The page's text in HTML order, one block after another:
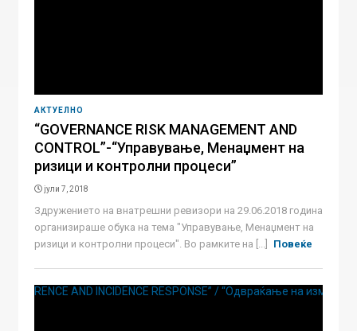
АКТУЕЛНО
“GOVERNANCE RISK MANAGEMENT AND
CONTROL”-“Управување, Менаџмент на
ризици и контролни процеси”
јули 7, 2018
Здружението на внатрешни ревизори на 29.06.2018 година
организираше обука на тема "Управување, Менаџмент на
ризици и контролни процеси". Во рамките на [...]
Повеќе